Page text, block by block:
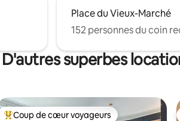
Place du Vieux-Marché
152 personnes du coin
D'autres superbes
Coup de cœur voyageurs